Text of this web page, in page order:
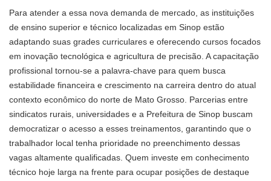
Para atender a essa nova demanda de mercado, as instituições
de ensino superior e técnico localizadas em Sinop estão
adaptando suas grades curriculares e oferecendo cursos focados
em inovação tecnológica e agricultura de precisão. A capacitação
profissional tornou-se a palavra-chave para quem busca
estabilidade financeira e crescimento na carreira dentro do atual
contexto econômico do norte de Mato Grosso. Parcerias entre
sindicatos rurais, universidades e a Prefeitura de Sinop buscam
democratizar o acesso a esses treinamentos, garantindo que o
trabalhador local tenha prioridade no preenchimento dessas
vagas altamente qualificadas. Quem investe em conhecimento
técnico hoje larga na frente para ocupar posições de destaque